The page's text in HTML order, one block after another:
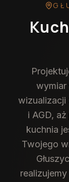
wymiar
i AGD,
kuchnia
Twojego